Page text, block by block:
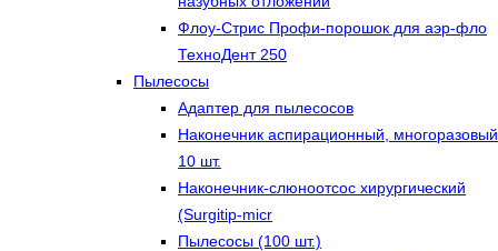
Флоу-Стрис Профи-порошок для аэр-фло
ТехноДент 250
Пылесосы
Адаптер для пылесосов
Наконечник аспирационный, многоразовый
10 шт.
Наконечник-слюноотсос хирургический
(Surgitip-micr
Пылесосы (100 шт.)